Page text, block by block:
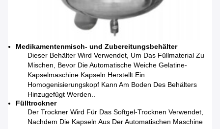
Medikamentenmisch- und Zubereitungsbehälter
Dieser Behälter Wird Verwendet, Um Das Füllmaterial Zu
Mischen, Bevor Die Automatische Weiche Gelatine-
Kapselmaschine Kapseln Herstellt.Ein
Homogenisierungskopf Kann Am Boden Des Behälters
Hinzugefügt Werden..
Fülltrockner
Der Trockner Wird Für Das Softgel-Trocknen Verwendet,
Nachdem Die Kapseln Aus Der Automatischen Maschine